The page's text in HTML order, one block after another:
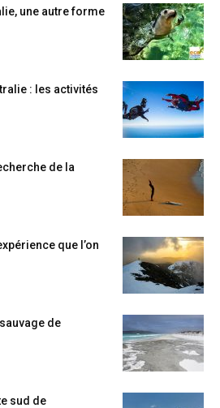
une autre forme
: les activités
de la
que l’on
de
sud de